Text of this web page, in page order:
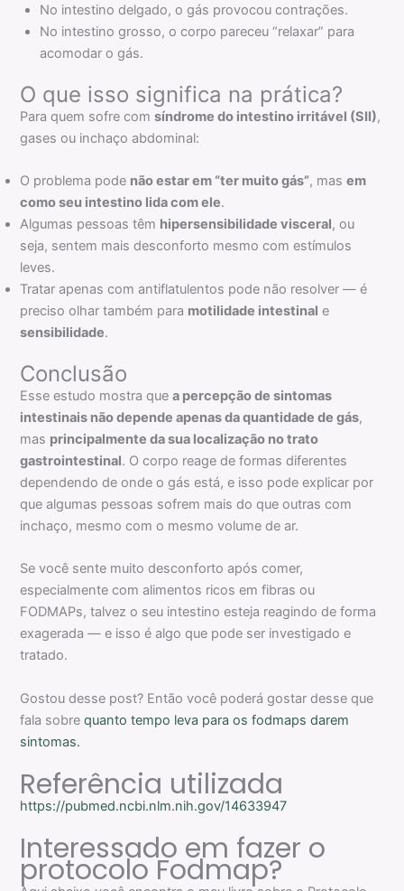
No intestino delgado, o gás provocou contrações.
No intestino grosso, o corpo pareceu “relaxar” para
acomodar o gás.
O que isso significa na prática?
Para quem sofre comsíndrome do intestino irritável (SII),
gases ou inchaço abdominal:
O problema pode não estar em “ter muito gás”, masem
como seu intestino lida com ele.
Algumas pessoas têm hipersensibilidade visceral, ou
seja, sentem mais desconforto mesmo com estímulos
leves.
Tratar apenas com antiflatulentos pode não resolver — é
preciso olhar também para motilidade intestinal e
sensibilidade.
Conclusão
Esse estudo mostra quea percepção de sintomas
intestinais não depende apenas da quantidade de gás,
mas principalmente da sua localização no trato
gastrointestinal. O corpo reage de formas diferentes
dependendo de onde o gás está, e isso pode explicar por
que algumas pessoas sofrem mais do que outras com
inchaço, mesmo com o mesmo volume de ar.
Se você sente muito desconforto após comer,
especialmente com alimentos ricos em fibras ou
FODMAPs, talvez o seu intestino esteja reagindo de forma
exagerada — e isso é algo que pode ser investigado e
tratado.
Gostou desse post? Então você poderá gostar desse que
fala sobrequanto tempo leva para os fodmaps darem
sintomas.
Referência utilizada
https://pubmed.ncbi.nlm.nih.gov/14633947
Interessado em fazer o
protocolo Fodmap?